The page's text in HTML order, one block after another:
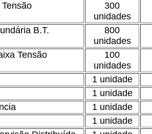
300
unidades
B.T.
800
unidades
Tensão
100
unidades
1 unidade
1 unidade
1 unidade
1 unidade